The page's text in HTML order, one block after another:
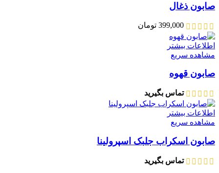
صابون ذغال
399,000 تومان
اطلاعات بیشتر
مشاهده سریع
صابون قهوه
تماس بگیرید
اطلاعات بیشتر
مشاهده سریع
صابون اسکراب جلبک اسپرولینا
تماس بگیرید